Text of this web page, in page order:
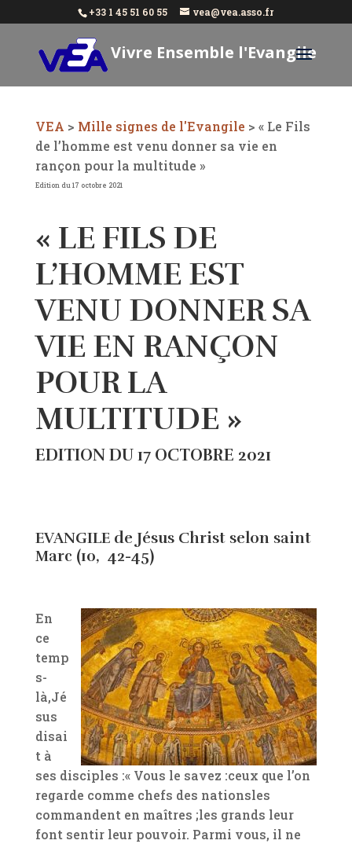
+33 1 45 51 60 55 vea@vea.asso.fr
Vivre Ensemble l'Evangile
VEA > Mille signes de l'Evangile > « Le Fils
de l’homme est venu donner sa vie en
rançon pour la multitude »
Edition du 17 octobre 2021
« LE FILS DE
L’HOMME EST
VENU DONNER SA
VIE EN RANÇON
POUR LA
MULTITUDE »
EDITION DU 17 OCTOBRE 2021
EVANGILE de Jésus Christ selon saint
Marc (10, 42-45)
En
ce
temp
s-
là,Jé
sus
disai
t à
ses disciples :« Vous le savez :ceux que l’on
regarde comme chefs des nationsles
commandent en maîtres ;les grands leur
font sentir leur pouvoir. Parmi vous, il ne